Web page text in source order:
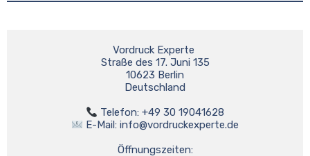
Vordruck Experte
Straße des 17. Juni 135
10623 Berlin
Deutschland
E-Mail: info@vordruckexperte.de
Öffnungszeiten: